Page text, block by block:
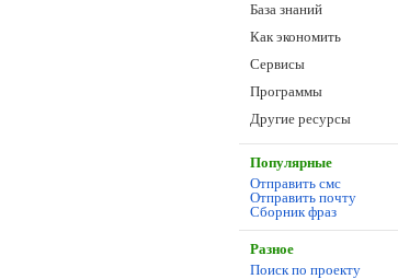
База знаний
Как экономить
Сервисы
Программы
Другие ресурсы
Популярные
Отправить смс
Отправить почту
Сборник фраз
Разное
Поиск по проекту